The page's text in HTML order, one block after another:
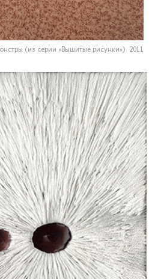
(из серии «Вышитые рисунки»). 2011